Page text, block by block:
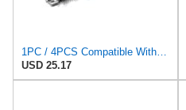
1PC / 4PCS Compatible With BMW E46 E39 VW Jet-ta Saab 900 Spark Plug 12129064617,
USD 25.17